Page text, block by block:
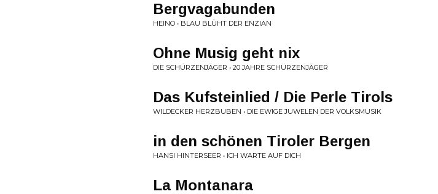
Bergvagabunden
HEINO • BLAU BLÜHT DER ENZIAN
Ohne Musig geht nix
DIE SCHÜRZENJÄGER • 20 JAHRE SCHÜRZENJÄGER
Das Kufsteinlied / Die Perle Tirols
WILDECKER HERZBUBEN • DIE EWIGE JUWELEN DER VOLKSMUSIK
in den schönen Tiroler Bergen
HANSI HINTERSEER • ICH WARTE AUF DICH
La Montanara